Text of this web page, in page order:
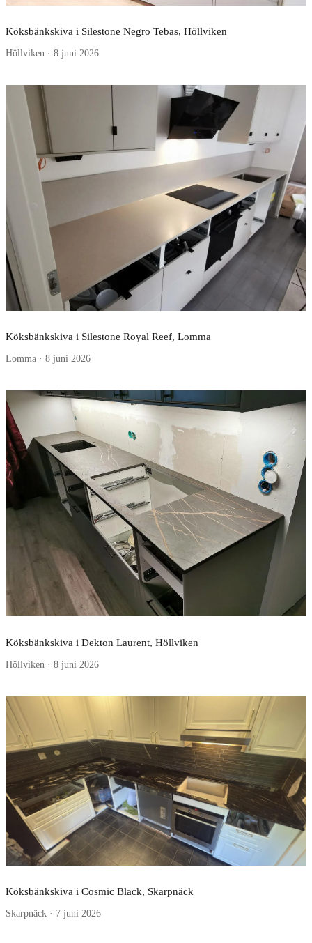
Köksbänkskiva i Silestone Negro Tebas, Höllviken
Höllviken · 8 juni 2026
Köksbänkskiva i Silestone Royal Reef, Lomma
Lomma · 8 juni 2026
Köksbänkskiva i Dekton Laurent, Höllviken
Höllviken · 8 juni 2026
Köksbänkskiva i Cosmic Black, Skarpnäck
Skarpnäck · 7 juni 2026